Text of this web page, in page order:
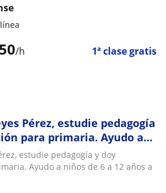
/h 1ª clase gratis
Pérez, estudie pedagogía
a mejorar
estudie pedagogía y doy
Ayudo a niños de 6 a 12 años a